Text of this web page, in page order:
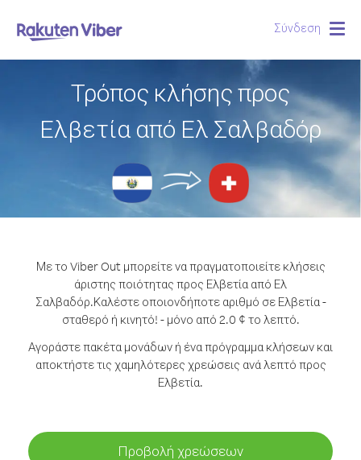
Σύνδεση
Τρόπος κλήσης προς
Ελβετία από Ελ Σαλβαδόρ
Με το Viber Out μπορείτε να πραγματοποιείτε κλήσεις
άριστης ποιότητας προς Ελβετία από Ελ
Σαλβαδόρ.Καλέστε οποιονδήποτε αριθμό σε Ελβετία -
σταθερό ή κινητό! - μόνο από 2.0 ¢ το λεπτό.
Αγοράστε πακέτα μονάδων ή ένα πρόγραμμα κλήσεων και
αποκτήστε τις χαμηλότερες χρεώσεις ανά λεπτό προς
Ελβετία.
Προβολή χρεώσεων